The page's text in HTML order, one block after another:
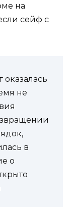
на
сейф с
не
в
о